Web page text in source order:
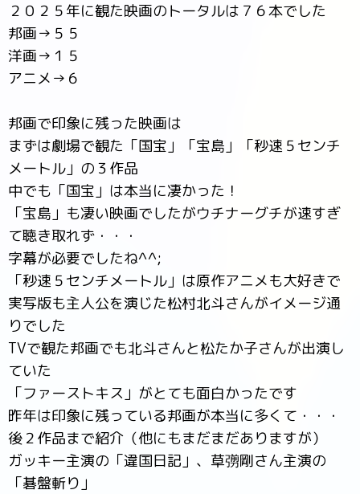
２０２５年に観た映画のトータルは７６本でした
邦画→５５
洋画→１５
アニメ→６
邦画で印象に残った映画は
まずは劇場で観た「国宝」「宝島」「秒速５センチ
メートル」の３作品
中でも「国宝」は本当に凄かった！
「宝島」も凄い映画でしたがウチナーグチが速すぎ
て聴き取れず・・・
字幕が必要でしたね^^;
「秒速５センチメートル」は原作アニメも大好きで
実写版も主人公を演じた松村北斗さんがイメージ通
りでした
TVで観た邦画でも北斗さんと松たか子さんが出演し
ていた
「ファーストキス」がとても面白かったです
昨年は印象に残っている邦画が本当に多くて・・・
後２作品まで紹介（他にもまだまだありますが）
ガッキー主演の「違国日記」、草彅剛さん主演の
「碁盤斬り」